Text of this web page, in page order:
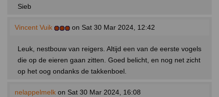
Sieb
Vincent Vuik on Sat 30 Mar 2024, 12:42
Leuk, nestbouw van reigers. Altijd een van de eerste vogels
die op de eieren gaan zitten. Goed belicht, en nog net zicht
op het oog ondanks de takkenboel.
nelappelmelk on Sat 30 Mar 2024, 16:08